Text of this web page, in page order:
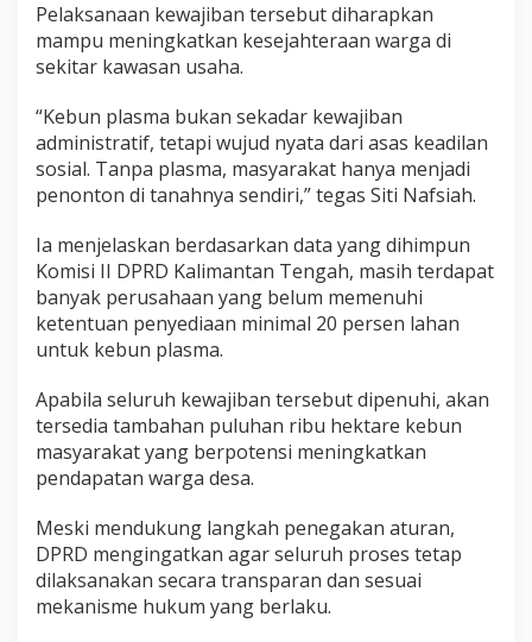
Pelaksanaan kewajiban tersebut diharapkan
mampu meningkatkan kesejahteraan warga di
sekitar kawasan usaha.
“Kebun plasma bukan sekadar kewajiban
administratif, tetapi wujud nyata dari asas keadilan
sosial. Tanpa plasma, masyarakat hanya menjadi
penonton di tanahnya sendiri,” tegas Siti Nafsiah.
Ia menjelaskan berdasarkan data yang dihimpun
Komisi II DPRD Kalimantan Tengah, masih terdapat
banyak perusahaan yang belum memenuhi
ketentuan penyediaan minimal 20 persen lahan
untuk kebun plasma.
Apabila seluruh kewajiban tersebut dipenuhi, akan
tersedia tambahan puluhan ribu hektare kebun
masyarakat yang berpotensi meningkatkan
pendapatan warga desa.
Meski mendukung langkah penegakan aturan,
DPRD mengingatkan agar seluruh proses tetap
dilaksanakan secara transparan dan sesuai
mekanisme hukum yang berlaku.